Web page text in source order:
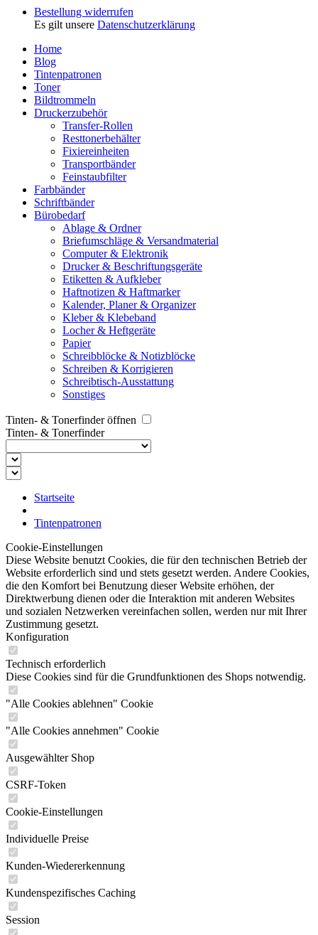
Bestellung widerrufen
Es gilt unsere Datenschutzerklärung
Home
Blog
Tintenpatronen
Toner
Bildtrommeln
Druckerzubehör
Transfer-Rollen
Resttonerbehälter
Fixiereinheiten
Transportbänder
Feinstaubfilter
Farbbänder
Schriftbänder
Bürobedarf
Ablage & Ordner
Briefumschläge & Versandmaterial
Computer & Elektronik
Drucker & Beschriftungsgeräte
Etiketten & Aufkleber
Haftnotizen & Haftmarker
Kalender, Planer & Organizer
Kleber & Klebeband
Locher & Heftgeräte
Papier
Schreibblöcke & Notizblöcke
Schreiben & Korrigieren
Schreibtisch-Ausstattung
Sonstiges
Tinten- & Tonerfinder öffnen
Tinten- & Tonerfinder
Startseite
Tintenpatronen
Cookie-Einstellungen
Diese Website benutzt Cookies, die für den technischen Betrieb der
Website erforderlich sind und stets gesetzt werden. Andere Cookies,
die den Komfort bei Benutzung dieser Website erhöhen, der
Direktwerbung dienen oder die Interaktion mit anderen Websites
und sozialen Netzwerken vereinfachen sollen, werden nur mit Ihrer
Zustimmung gesetzt.
Konfiguration
Technisch erforderlich
Diese Cookies sind für die Grundfunktionen des Shops notwendig.
"Alle Cookies ablehnen" Cookie
"Alle Cookies annehmen" Cookie
Ausgewählter Shop
CSRF-Token
Cookie-Einstellungen
Individuelle Preise
Kunden-Wiedererkennung
Kundenspezifisches Caching
Session